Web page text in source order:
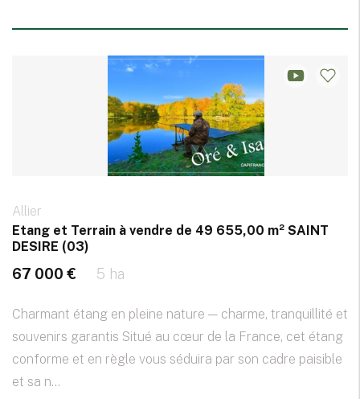
Allier
Etang et Terrain à vendre de 49 655,00 m² SAINT
DESIRE (03)
67 000 € 5 ha
Charmant étang en pleine nature — charme, tranquillité et
souvenirs garantis Situé au cœur de la France, cet étang
conforme et en règle vous séduira par son cadre paisible
et sa n...